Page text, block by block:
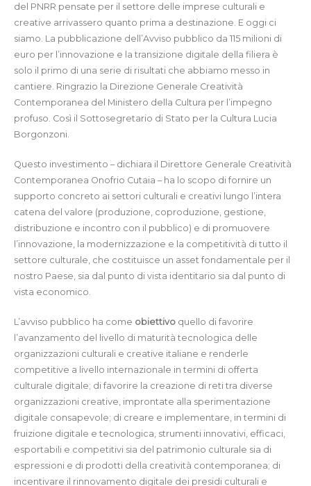
del PNRR pensate per il settore delle imprese culturali e
creative arrivassero quanto prima a destinazione. E oggi ci
siamo. La pubblicazione dell’Avviso pubblico da 115 milioni di
euro per l’innovazione e la transizione digitale della filiera è
solo il primo di una serie di risultati che abbiamo messo in
cantiere. Ringrazio la Direzione Generale Creatività
Contemporanea del Ministero della Cultura per l’impegno
profuso. Così il Sottosegretario di Stato per la Cultura Lucia
Borgonzoni.
Questo investimento – dichiara il Direttore Generale Creatività
Contemporanea Onofrio Cutaia – ha lo scopo di fornire un
supporto concreto ai settori culturali e creativi lungo l’intera
catena del valore (produzione, coproduzione, gestione,
distribuzione e incontro con il pubblico) e di promuovere
l’innovazione, la modernizzazione e la competitività di tutto il
settore culturale, che costituisce un asset fondamentale per il
nostro Paese, sia dal punto di vista identitario sia dal punto di
vista economico.
L’avviso pubblico ha come obiettivo quello di favorire
l’avanzamento del livello di maturità tecnologica delle
organizzazioni culturali e creative italiane e renderle
competitive a livello internazionale in termini di offerta
culturale digitale; di favorire la creazione di reti tra diverse
organizzazioni creative, improntate alla sperimentazione
digitale consapevole; di creare e implementare, in termini di
fruizione digitale e tecnologica, strumenti innovativi, efficaci,
esportabili e competitivi sia del patrimonio culturale sia di
espressioni e di prodotti della creatività contemporanea; di
incentivare il rinnovamento digitale dei presidi culturali e